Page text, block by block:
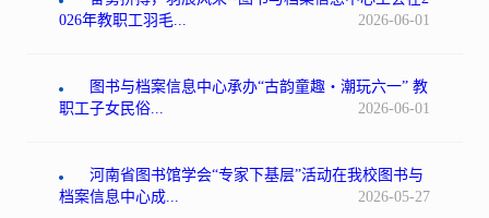
026年教职工羽毛...
2026-06-01
图书与档案信息中心承办“古韵童趣・潮玩六一” 教
职工子女民俗...
2026-06-01
河南省图书馆学会“专家下基层”活动在我校图书与
档案信息中心成...
2026-05-27